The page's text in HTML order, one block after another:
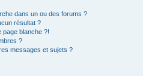
dans un ou des forums ?
résultat ?
page blanche ?!
?
messages et sujets ?